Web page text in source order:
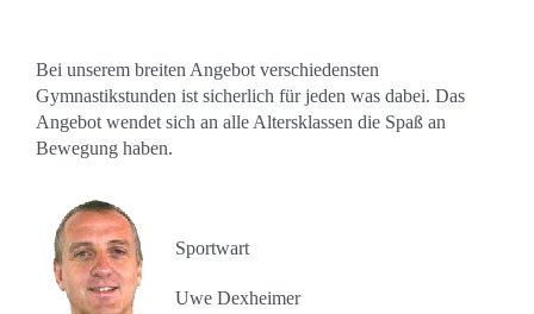
Kontakt
Mitglied werden
Bei unserem breiten Angebot verschiedensten
Gymnastikstunden ist sicherlich für jeden was dabei. Das
Angebot wendet sich an alle Altersklassen die Spaß an
Bewegung haben.
Sportwart
Uwe Dexheimer